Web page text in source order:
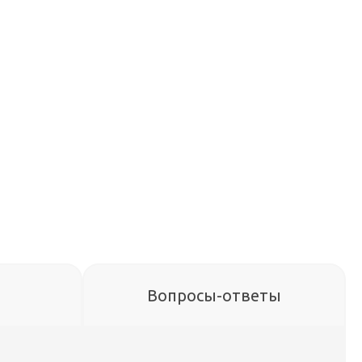
Вопросы-ответы